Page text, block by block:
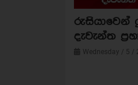
රුසියාවෙන්
දැවැන්ත
Wednesday / 5 /